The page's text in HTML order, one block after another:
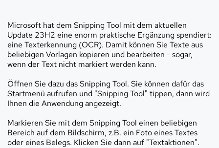
Microsoft hat dem Snipping Tool mit dem aktuellen
Update 23H2 eine enorm praktische Ergänzung spendiert:
eine Texterkennung (OCR). Damit können Sie Texte aus
beliebigen Vorlagen kopieren und bearbeiten - sogar,
wenn der Text nicht markiert werden kann.
Öffnen Sie dazu das Snipping Tool. Sie können dafür das
Startmenü aufrufen und "Snipping Tool" tippen, dann wird
Ihnen die Anwendung angezeigt.
Markieren Sie mit dem Snipping Tool einen beliebigen
Bereich auf dem Bildschirm, z.B. ein Foto eines Textes
oder eines Belegs. Klicken Sie dann auf "Textaktionen".